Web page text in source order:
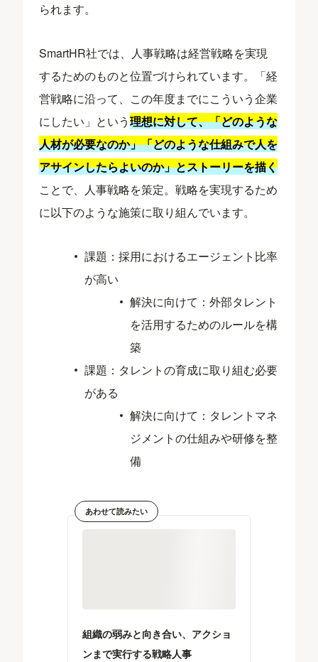
られます。
SmartHR社では、人事戦略は経営戦略を実現
するためのものと位置づけられています。「経
営戦略に沿って、この年度までにこういう企業
にしたい」という理想に対して、「どのような
人材が必要なのか」「どのような仕組みで人を
アサインしたらよいのか」とストーリーを描く
ことで、人事戦略を策定。戦略を実現するため
に以下のような施策に取り組んでいます。
課題：採用におけるエージェント比率
が高い
解決に向けて：外部タレント
を活用するためのルールを構
築
課題：タレントの育成に取り組む必要
がある
解決に向けて：タレントマネ
ジメントの仕組みや研修を整
備
あわせて読みたい
組織の弱みと向き合い、アクショ
ンまで実行する戦略人事